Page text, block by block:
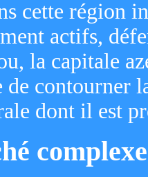
cette région
actifs,
la capitale
de contourner
dont il est
complexe